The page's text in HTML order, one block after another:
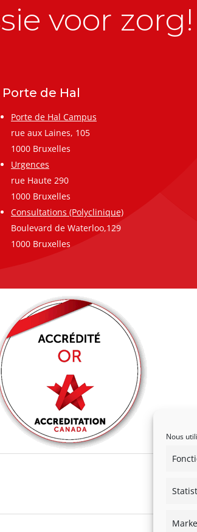
Nous
voor zorg!
Porte de Hal
Porte de Hal Campus
rue aux Laines, 105
1000 Bruxelles
Urgences
rue Haute 290
1000 Bruxelles
Consultations (Polyclinique)
Boulevard de Waterloo,129
1000 Bruxelles